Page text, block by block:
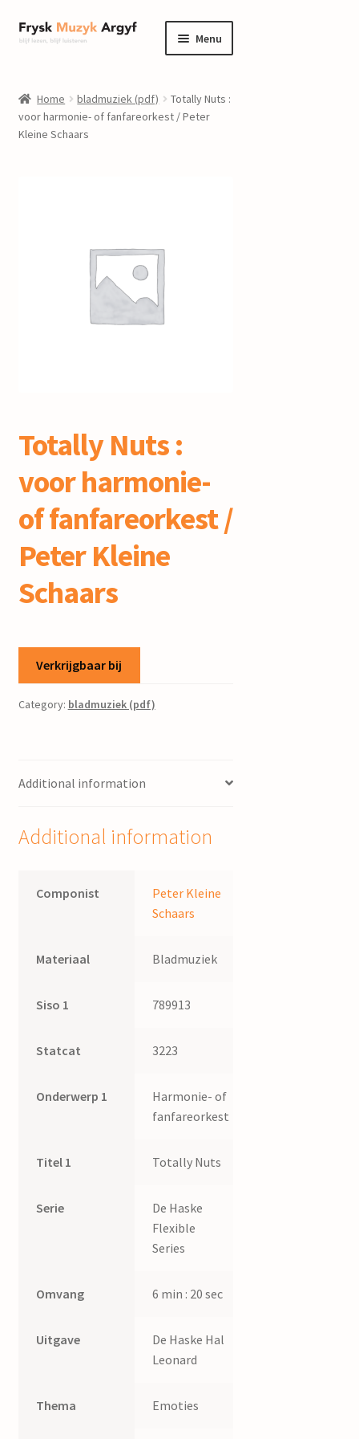
Ga
door
navigatie
Ga
naar
inhoud
Menu
informatie
Submenu
Home bladmuziek (pdf)
Totally Nuts :
voor harmonie- of fanfareorkest / Peter
Kleine Schaars
Totally Nuts :
voor harmonie-
of fanfareorkest /
Peter Kleine
Schaars
Verkrijgbaar bij
Category: bladmuziek (pdf)
Additional information
Additional information
Componist
Peter Kleine
Schaars
Materiaal Bladmuziek
Siso 1 789913
Statcat 3223
Onderwerp 1
Harmonie- of
fanfareorkest
Titel 1 Totally Nuts
Serie
De Haske
Flexible
Series
Omvang 6 min : 20 sec
Uitgave
De Haske Hal
Leonard
Thema Emoties